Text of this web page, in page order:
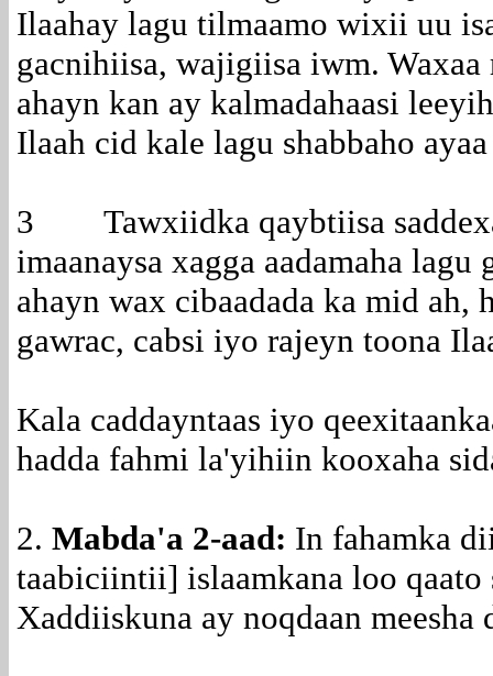
Ilaahay lagu tilmaamo wixii uu
gacnihiisa, wajigiisa iwm. Waxaa
ahayn kan ay kalmadahaasi
Ilaah cid kale lagu shabbaho
3 Tawxiidka qaybtiisa
imaanaysa xagga aadamaha
ahayn wax cibaadada ka mid ah,
gawrac, cabsi iyo rajeyn toona
Kala caddayntaas iyo
hadda fahmi la'yihiin kooxaha
2. Mabda'a 2-aad: In fahamka
taabiciintii] islaamkana loo
Xaddiiskuna ay noqdaan